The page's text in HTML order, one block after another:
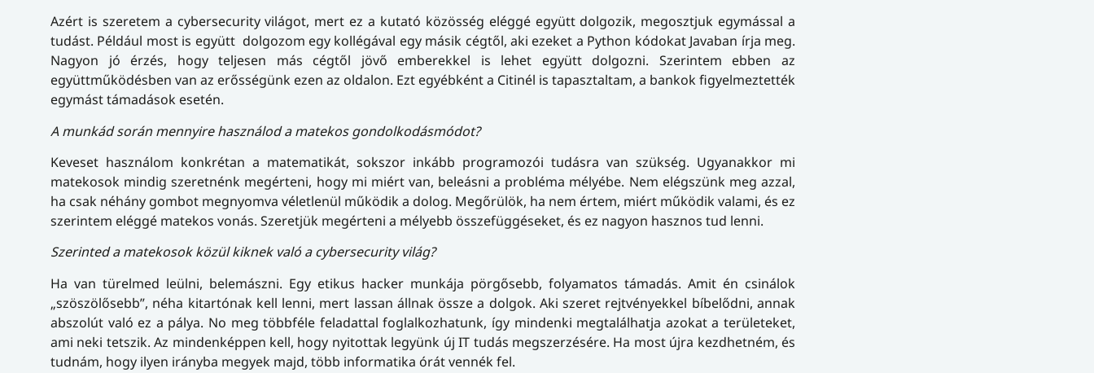
Azért is szeretem a cybersecurity világot, mert ez a kutató közösség eléggé együtt dolgozik, megosztjuk egymással a
tudást. Például most is együtt dolgozom egy kollégával egy másik cégtől, aki ezeket a Python kódokat Javaban írja meg.
Nagyon jó érzés, hogy teljesen más cégtől jövő emberekkel is lehet együtt dolgozni. Szerintem ebben az
együttműködésben van az erősségünk ezen az oldalon. Ezt egyébként a Citinél is tapasztaltam, a bankok figyelmeztették
egymást támadások esetén.
A munkád során mennyire használod a matekos gondolkodásmódot?
Keveset használom konkrétan a matematikát, sokszor inkább programozói tudásra van szükség. Ugyanakkor mi
matekosok mindig szeretnénk megérteni, hogy mi miért van, beleásni a probléma mélyébe. Nem elégszünk meg azzal,
ha csak néhány gombot megnyomva véletlenül működik a dolog. Megőrülök, ha nem értem, miért működik valami, és ez
szerintem eléggé matekos vonás. Szeretjük megérteni a mélyebb összefüggéseket, és ez nagyon hasznos tud lenni.
Szerinted a matekosok közül kiknek való a cybersecurity világ?
Ha van türelmed leülni, belemászni. Egy etikus hacker munkája pörgősebb, folyamatos támadás. Amit én csinálok
„szöszölősebb”, néha kitartónak kell lenni, mert lassan állnak össze a dolgok. Aki szeret rejtvényekkel bíbelődni, annak
abszolút való ez a pálya. No meg többféle feladattal foglalkozhatunk, így mindenki megtalálhatja azokat a területeket,
ami neki tetszik. Az mindenképpen kell, hogy nyitottak legyünk új IT tudás megszerzésére. Ha most újra kezdhetném, és
tudnám, hogy ilyen irányba megyek majd, több informatika órát vennék fel.